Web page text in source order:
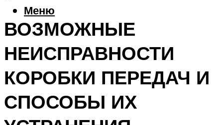
Меню
ВОЗМОЖНЫЕ
НЕИСПРАВНОСТИ
КОРОБКИ ПЕРЕДАЧ И
СПОСОБЫ ИХ